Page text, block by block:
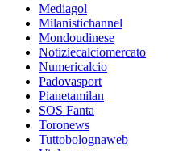
Mediagol
Milanistichannel
Mondoudinese
Notiziecalciomercato
Numericalcio
Padovasport
Pianetamilan
SOS Fanta
Toronews
Tuttobolognaweb